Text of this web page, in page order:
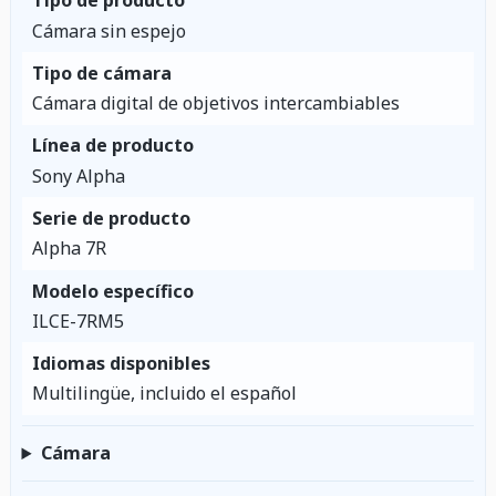
Cámara sin espejo
Tipo de cámara
Cámara digital de objetivos intercambiables
Línea de producto
Sony Alpha
Serie de producto
Alpha 7R
Modelo específico
ILCE-7RM5
Idiomas disponibles
Multilingüe, incluido el español
Cámara